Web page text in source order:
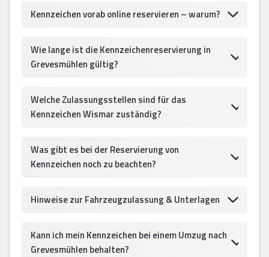
Kennzeichen vorab online reservieren – warum?
Wie lange ist die Kennzeichenreservierung in
Grevesmühlen gültig?
Welche Zulassungsstellen sind für das
Kennzeichen Wismar zuständig?
Was gibt es bei der Reservierung von
Kennzeichen noch zu beachten?
Hinweise zur Fahrzeugzulassung & Unterlagen
Kann ich mein Kennzeichen bei einem Umzug nach
Grevesmühlen behalten?